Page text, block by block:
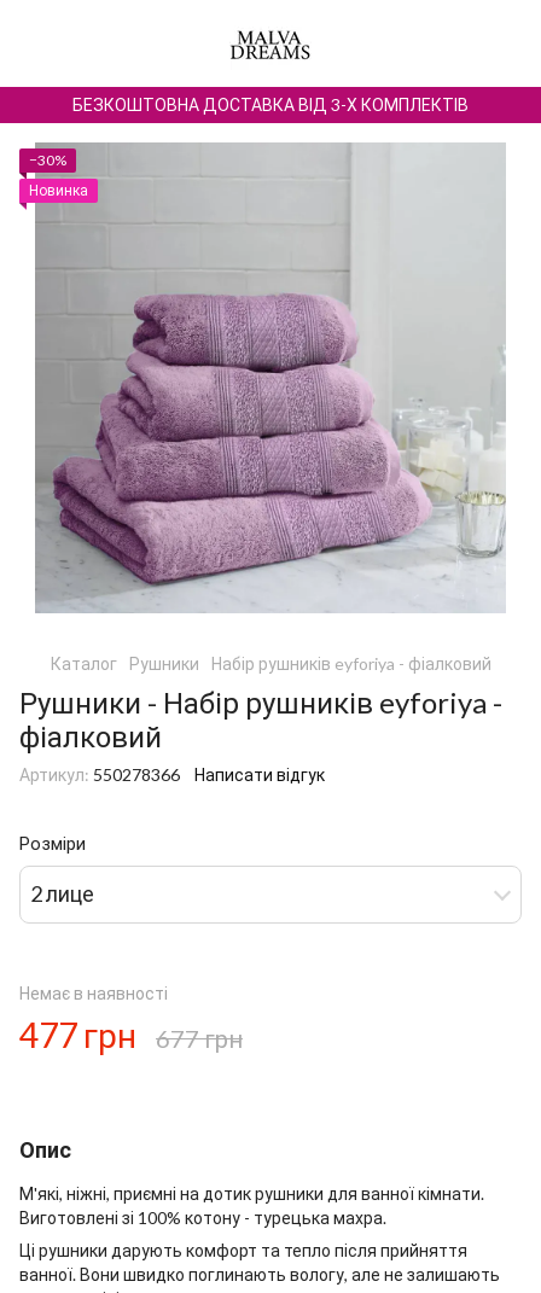
БЕЗКОШТОВНА ДОСТАВКА ВІД 3-Х КОМПЛЕКТІВ
−30%
Новинка
Каталог Рушники Набір рушників eyforiya - фіалковий
Рушники - Набір рушників eyforiya -
фіалковий
Артикул: 550278366 Написати відгук
Розміри
2 лице
Немає в наявності
477 грн 677 грн
Опис
М'які, ніжні, приємні на дотик рушники для ванної кімнати.
Виготовлені зі 100% котону - турецька махра.
Ці рушники дарують комфорт та тепло після прийняття
ванної. Вони швидко поглинають вологу, але не залишають